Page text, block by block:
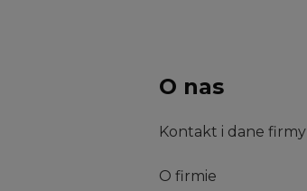
O nas
Kontakt i dane firmy
O firmie